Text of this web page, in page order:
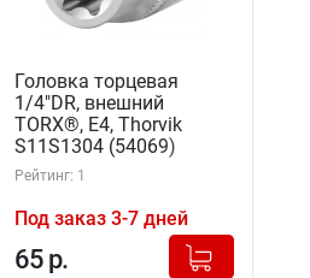
Головка торцевая
1/4"DR, внешний
TORX®, Е4, Thorvik
S11S1304 (54069)
Рейтинг: 1
Под заказ 3-7 дней
65 р.
+
Добавлено в корзину